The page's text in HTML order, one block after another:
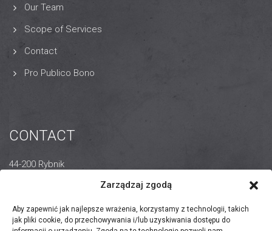
Zarządzaj zgodą
Aby zapewnić jak najlepsze wrażenia, korzystamy z technologii, takich
jak pliki cookie, do przechowywania i/lub uzyskiwania dostępu do
Our Team
Scope of Services
Contact
Pro Publico Bono
CONTACT
44-200 Rybnik
14 Wodzisławska Street
+48 32 440 8855
rybnik@zientek.com.pl